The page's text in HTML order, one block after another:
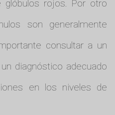
glóbulos rojos. Por otro
son generalmente
consultar a un
diagnóstico adecuado
en los niveles de